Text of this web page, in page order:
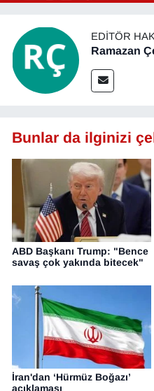
EDITÖR
Ramazan
Bunlar da ilginizi
ABD Başkanı Trump: "Bence
savaş çok yakında bitecek"
İran'dan ‘Hürmüz Boğazı’
açıklaması